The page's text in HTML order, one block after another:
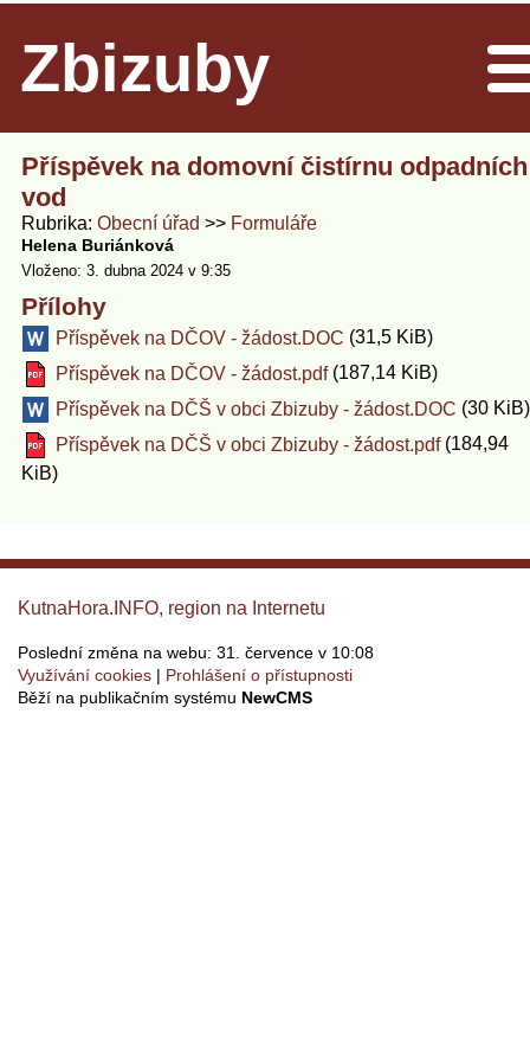
Zbizuby
Příspěvek na domovní čistírnu odpadních
vod
Rubrika Obecní úřad Formuláře
Helena Buriánková
Vloženo: 3. dubna 2024 v 9:35
Přílohy
Příspěvek na DČOV - žádost.DOC (31,5 KiB)
Příspěvek na DČOV - žádost.pdf(187,14 KiB)
Příspěvek na DČŠ v obci Zbizuby - žádost.DOC (30 KiB)
Příspěvek na DČŠ v obci Zbizuby - žádost.pdf(184,94
KiB)
KutnaHora.INFO, region na Internetu
Poslední změna na webu: 31. července v 10:08
Využívání cookies
Prohlášení o přístupnosti
Běží na publikačním systému NewCMS